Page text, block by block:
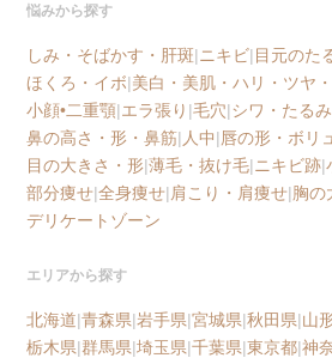
悩みから探す
しみ・そばかす・肝斑| ニキビ|目元のた
ほくろ・イボ|美白・美肌・ハリ・ツヤ
小顔•二重顎|エラ張り |毛穴|シワ・たるみ
鼻の高さ・形・鼻筋| 人中|唇の形・ボリ
目の大きさ・形|薄毛・抜け毛| ニキビ跡|
部分痩せ|全身痩せ|肩こり・肩痩せ|胸の
デリケートゾーン
エリアから探す
北海道|青森県|岩手県|宮城県|秋田県|山
栃木県|群馬県|埼玉県|千葉県|東京都|神